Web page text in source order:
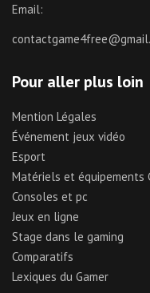
Email:
Pour aller plus loin
Mention Légales
Événement jeux vidéo
Esport
Matériels et équipements
Consoles et pc
Jeux en ligne
Stage dans le gaming
Comparatifs
Lexiques du Gamer